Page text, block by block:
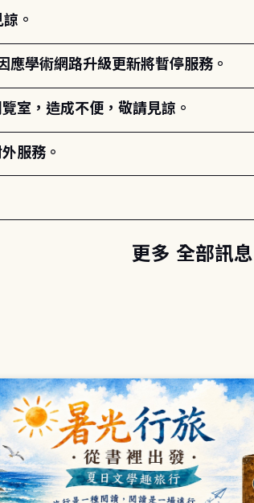
。
學術網路升級更新將暫停服務。
室，造成不便，敬請見諒。
服務。
更多 全部訊息